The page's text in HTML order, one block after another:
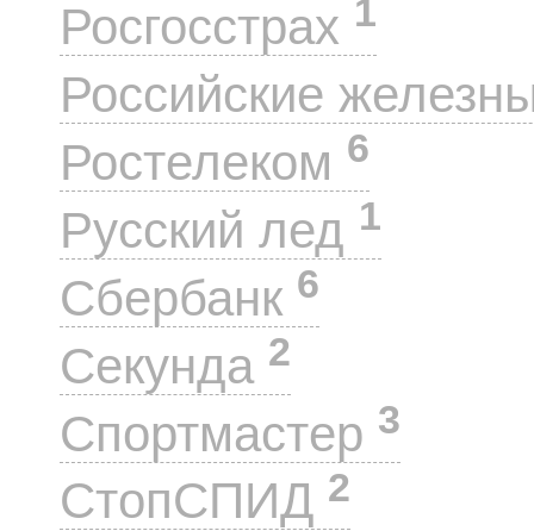
Росгосстрах 1
Российские
Ростелеком 6
Русский лед 1
Сбербанк 6
Секунда 2
Спортмастер 3
СтопСПИД 2